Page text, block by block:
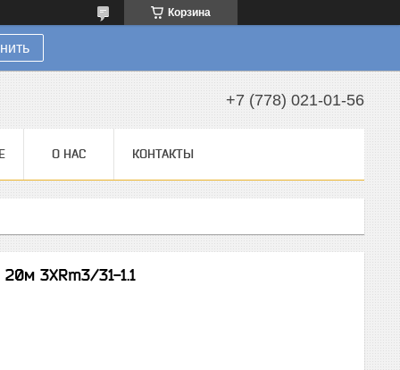
Корзина
+7 (778) 021-01-56
О НАС КОНТАКТЫ
3XRm3/31-1.1